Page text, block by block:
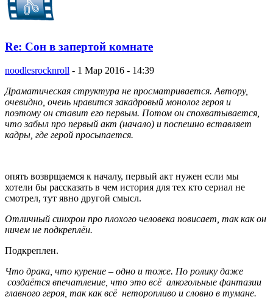
Re: Сон в запертой комнате
noodlesrocknroll - 1 Мар 2016 - 14:39
Драматическая структура не просматривается. Автору,
очевидно, очень нравится закадровый монолог героя и
поэтому он ставит его первым. Потом он спохватывается,
что забыл про первый акт (начало) и поспешно вставляет
кадры, где герой просыпается.
опять возврщаемся к началу, первый акт нужен если мы
хотели бы рассказать в чем история для тех кто сериал не
смотрел, тут явно другой смысл.
Отличный синхрон про плохого человека повисает, так как он
ничем не подкреплён.
Подкреплен.
Что драка, что курение – одно и тоже. По ролику даже
создаётся впечатление, что это всё алкогольные фантазии
главного героя, так как всё неторопливо и словно в тумане.